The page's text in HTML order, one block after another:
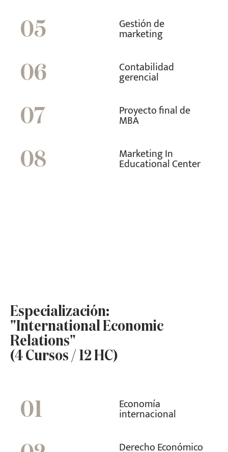
05 Gestión de
marketing
06 Contabilidad
gerencial
07 Proyecto final de
MBA
08 Marketing In
Educational Center
Especialización:
"International Economic
Relations"
(4 Cursos / 12 HC)
01 Economía
internacional
Derecho Económico